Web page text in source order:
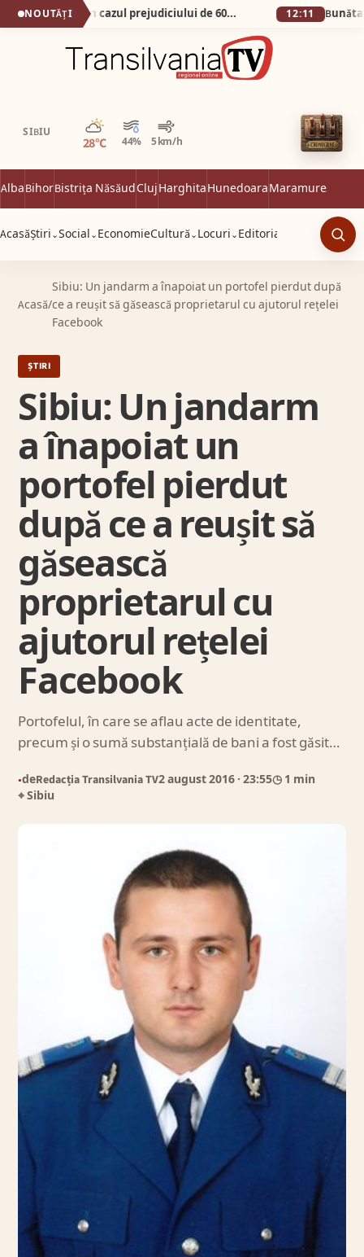
NOUTĂȚI FACIAS sesizează DNA în cazul prejudiciului de 600 de milioane de euro din dosarul Pfizer. Cei vinovați trebuie să plăteasca. 12:11
SIBIU
28°C 44% 5 km/h
Parțial noros
AlbaBihorBistrița NăsăudClujHarghitaHunedoaraMaramureș
AcasăȘtiri ⌄Social ⌄ EconomieCultură ⌄ Locuri ⌄ Editorial
Acasă/
Sibiu: Un jandarm a înapoiat un portofel pierdut după
ce a reușit să găsească proprietarul cu ajutorul rețelei
Facebook
ȘTIRI
Sibiu: Un jandarm
a înapoiat un
portofel pierdut
după ce a reușit să
găsească
proprietarul cu
ajutorul rețelei
Facebook
Portofelul, în care se aflau acte de identitate,
precum și o sumă substanțială de bani a fost găsit…
●deRedacția Transilvania TV2 august 2016 · 23:55◷ 1 min
⌖ Sibiu